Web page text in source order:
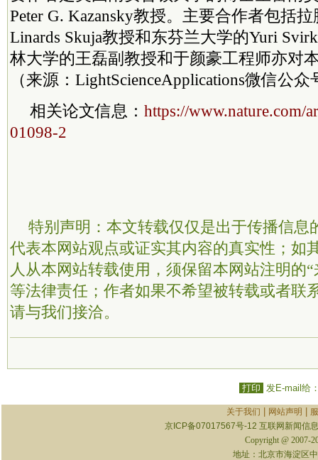
Peter G. Kazansky教授。主要合作者包括
Linards Skuja教授和东芬兰大学的Yuri
林大学的王磊副教授和于颜豪工程师亦对
（来源：LightScienceApplications微信公众
相关论文信息：‍ https://www.nature.com/
0‍1098-2
特别声明：本文转载仅仅是出于传播信息
代表本网站观点或证实其内容的真实性；如
人从本网站转载使用，须保留本网站注明的
等法律责任；作者如果不希望被转载或者联
请与我们接洽。
打印 发E-mail给
关于我们 网站声明
京ICP备07017567号-12 互联网新闻信
Copyright @ 2007-
地址：北京市海淀区